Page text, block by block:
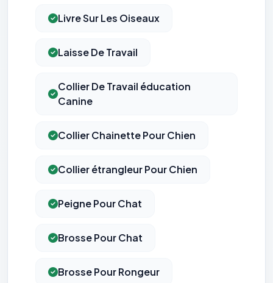
Livre Sur Les Oiseaux
Laisse De Travail
Collier De Travail éducation
Canine
Collier Chainette Pour Chien
Collier étrangleur Pour Chien
Peigne Pour Chat
Brosse Pour Chat
Brosse Pour Rongeur